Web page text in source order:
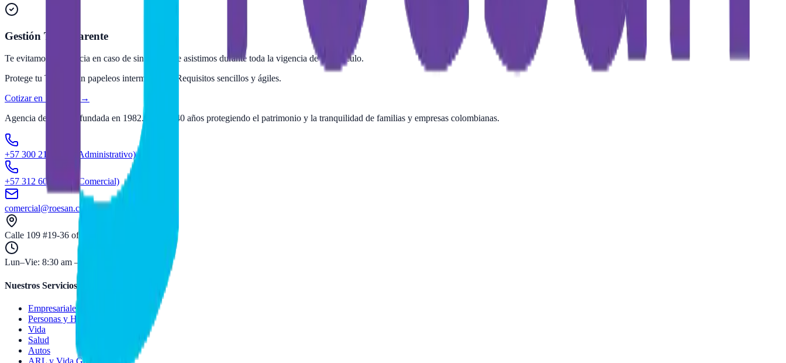
Gestión Transparente
Te evitamos burocracia en caso de siniestros. Te asistimos durante toda la vigencia de tu vehículo.
Protege tu Tracker
sin papeleos interminables. Requisitos sencillos y ágiles.
Cotizar en 1 minuto →
Agencia de seguros fundada en 1982. Más de 40 años protegiendo el patrimonio y la tranquilidad de familias y empresas colombianas.
+57 300 211 4998 (Administrativo)
+57 312 600 0414 (Comercial)
comercial@roesan.com
Calle 109 #19-36 of. 203, Bogotá, Colombia
Lun–Vie: 8:30 am – 5:00 pm
Nuestros Servicios
Empresariales
Personas y Hogar
Vida
Salud
Autos
ARL y Vida Grupo